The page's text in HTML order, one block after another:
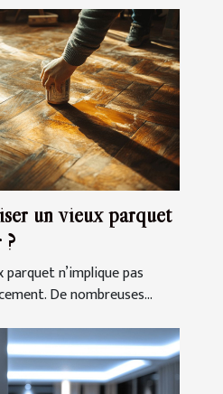
un vieux parquet
?
n’implique pas
De nombreuses...